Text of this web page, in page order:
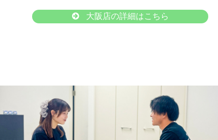
大阪店の詳細はこちら